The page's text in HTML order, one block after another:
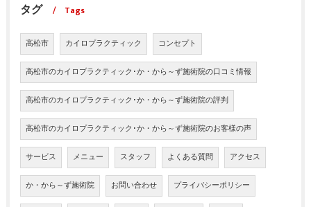
タグ Tags
高松市 カイロプラクティック コンセプト
高松市のカイロプラクティック･か・から～ず施術院の口コミ情報
高松市のカイロプラクティック･か・から～ず施術院の評判
高松市のカイロプラクティック･か・から～ず施術院のお客様の声
サービス メニュー スタッフ よくある質問 アクセス
か・から～ず施術院 お問い合わせ プライバシーポリシー